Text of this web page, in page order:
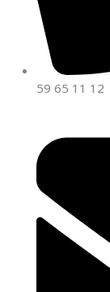
59 65 11 12